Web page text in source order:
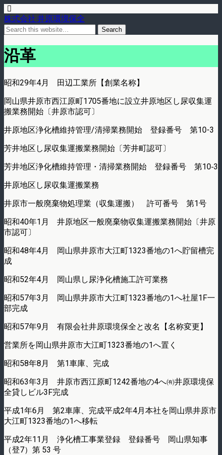
株式会社 井原環境保全
沿革
昭和29年4月 田辺工業所【創業名称】
岡山県井原市西江原町1705番地に設立井原地区し尿収集運
搬業務開始〔井原市認可〕
井原地区浄化槽維持管理/清掃業務開始 登録番号 第10-3
芳井地区し尿収集運搬業務開始〔芳井町認可〕
芳井地区浄化槽維持管理・清掃業務開始 登録番号 第10‐3
井原地区し尿収集運搬業務
井原市一般廃棄物処理業（収集運搬） 許可番号 第1号
昭和40年1月 井原地区一般廃棄物収集運搬業務開始〔井原
市認可〕
昭和48年4月 岡山県井原市大江町1323番地の1へ貯留槽完
成
昭和52年4月 岡山県し尿浄化槽施工許可業務
昭和57年3月 岡山県井原市大江町1323番地の1へ社屋1F一
部完成
昭和57年9月 有限会社井原環境保全と改名【名称変更】
営業所を岡山県井原市大江町1323番地の1へ置く
昭和58年8月 第1車庫、完成
昭和63年3月 井原市西江原町1242番地の4へ㈲井原環境保
全貸しビル3F完成
平成1年6月 第2車庫、完成平成2年4月本社を岡山県井原市
大江町1323番地の1へ移転
平成2年11月 浄化槽工事業登録 登録番号 岡山県知事
（登7）第 53 号